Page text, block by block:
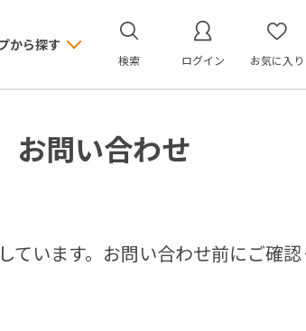
から探す
検索 ログイン お気に入り
お問い合わせ
ています。お問い合わせ前にご確認